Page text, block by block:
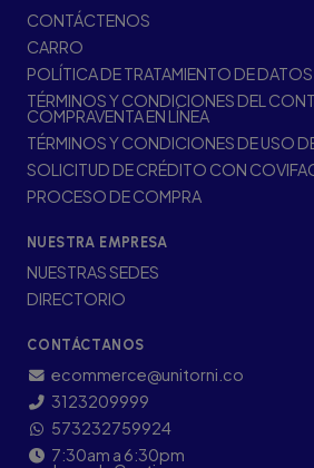
CONTÁCTENOS
CARRO
POLÍTICA DE TRATAMIENTO DE
TÉRMINOS Y CONDICIONES DEL
COMPRAVENTA EN LÍNEA
TÉRMINOS Y CONDICIONES DE USO
SOLICITUD DE CRÉDITO CON
PROCESO DE COMPRA
NUESTRA EMPRESA
NUESTRAS SEDES
DIRECTORIO
CONTÁCTANOS
ecommerce@unitorni.co
3123209999
573232759924
7:30am a 6:30pm